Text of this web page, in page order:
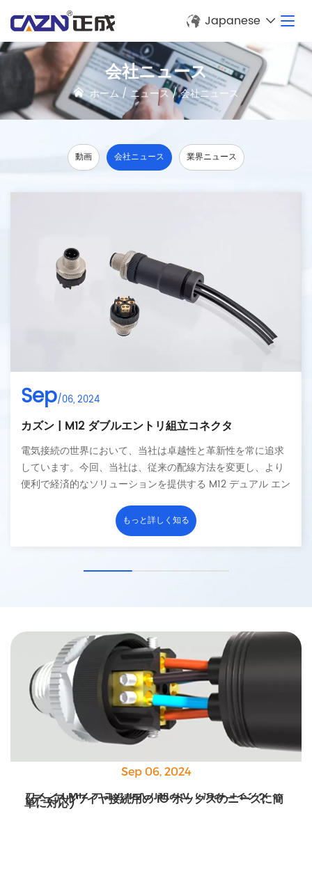
Japanese
会社ニュース
ホーム/ ニュース/会社ニュース
動画 会社ニュース 業界ニュース
Sep/06, 2024
M23丸型コネクタには信号タイプと電源タイプの2種類があり
ます。製品の芯数は6～17です。コネクタは360°完全シール
ドされており、防水等級はIP67です。
もっと詳しく知る
Sep 06, 2024
カズン | M12 デュアル入力組み立て済みコネクタ
(デュアルワイヤ接続用の IO ボックスのニーズに簡
単に対応)